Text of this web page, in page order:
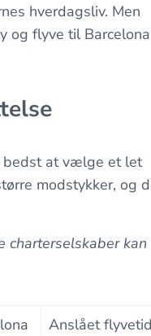
hverdagsliv. Men
og flyve til Barcelona
bedst at vælge et let
modstykker, og
kan
Anslået flyvetid